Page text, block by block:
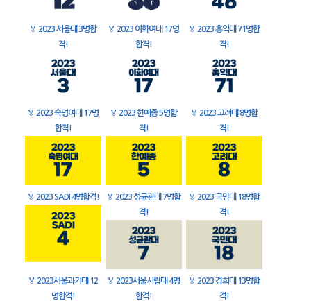
🏅 2023 서울대 3명합
격!
🏅 2023 이화여대 17명
합격!
🏅 2023 홍익대 71명합
격!
🏅 2023 숙명여대 17명
합격!
🏅 2023 한예종 5명합
격!
🏅 2023 고려대 8명합
격!
🏅 2023 SADI 4명합격! 🏅 2023 성균관대 7명합
격!
🏅 2023 국민대 18명합
격!
🏅 2023서울과기대 12
명합격!
🏅 2023서울시립대 4명
합격!
🏅 2023 경희대 13명합
격!